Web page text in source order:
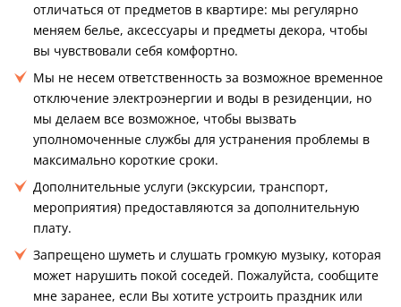
отличаться от предметов в квартире: мы регулярно
меняем белье, аксессуары и предметы декора, чтобы
вы чувствовали себя комфортно.
Мы не несем ответственность за возможное временное
отключение электроэнергии и воды в резиденции, но
мы делаем все возможное, чтобы вызвать
уполномоченные службы для устранения проблемы в
максимально короткие сроки.
Дополнительные услуги (экскурсии, транспорт,
мероприятия) предоставляются за дополнительную
плату.
Запрещено шуметь и слушать громкую музыку, которая
может нарушить покой соседей. Пожалуйста, сообщите
мне заранее, если Вы хотите устроить праздник или